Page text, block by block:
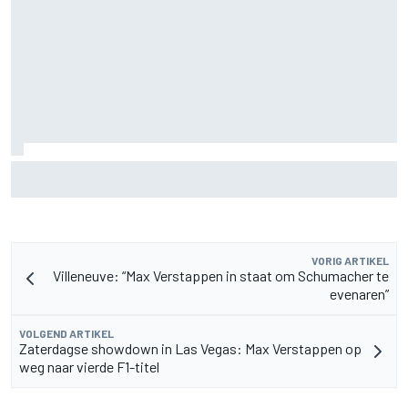
VORIG ARTIKEL
Villeneuve: “Max Verstappen in staat om Schumacher te
evenaren”
VOLGEND ARTIKEL
Zaterdagse showdown in Las Vegas: Max Verstappen op
weg naar vierde F1-titel